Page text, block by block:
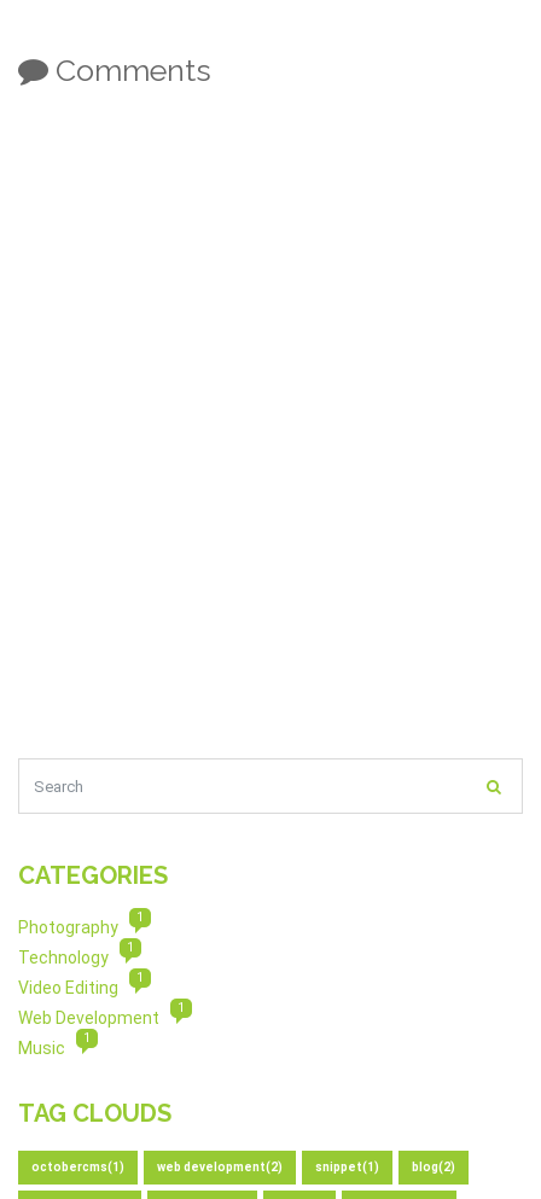
Comments
CATEGORIES
Photography
1
Technology
1
Video Editing
1
Web Development
1
Music
1
TAG CLOUDS
octobercms(1) web development(2) snippet(1) blog(2)